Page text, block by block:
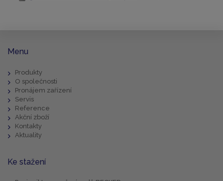
Menu
Produkty
O společnosti
Pronájem zařízení
Servis
Reference
Akční zboží
Kontakty
Aktuality
Ke stažení